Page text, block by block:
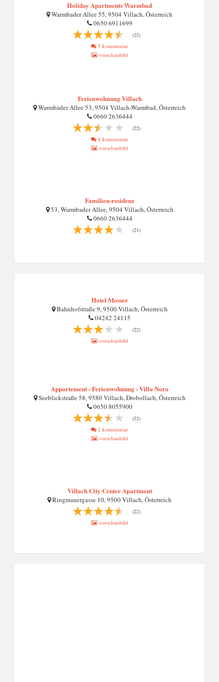
Holiday Apartments Warmbad
Warmbader Allee 55, 9504 Villach, Österreich
0650 6911699
(22)
5 kommentar
vorschaubild
Ferienwohnung Villach
Warmbader Allee 53, 9504 Villach-Warmbad, Österreich
0660 2636444
(22)
4 kommentar
vorschaubild
Familien-residenz
53, Warmbader Allee, 9504 Villach, Österreich
0660 2636444
(21)
Hotel Mosser
Bahnhofstraße 9, 9500 Villach, Österreich
04242 24115
(22)
vorschaubild
Appartement - Ferienwohnung - Villa Nora
Seeblickstraße 58, 9580 Villach, Drobollach, Österreich
0650 8055900
(22)
1 kommentar
vorschaubild
Villach City Center Apartment
Ringmauergasse 10, 9500 Villach, Österreich
(22)
vorschaubild